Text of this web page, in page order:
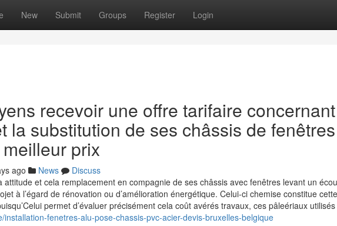
New Submit Groups Register Login
recevoir une offre tarifaire concernant
la substitution de ses châssis de fenêtres
prix
ago News
Discuss
attitude et cela remplacement en compagnie de ses châssis avec fenêtres levant un
à l’égard de rénovation ou d’amélioration énergétique. Celui-ci chemise constitue
permet d’évaluer précisément cela coût avérés travaux, ces pâleériaux
installation-fenetres-alu-pose-chassis-pvc-acier-devis-bruxelles-belgique